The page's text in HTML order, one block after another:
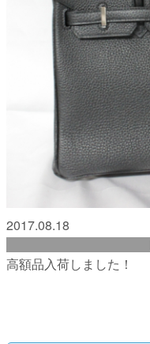
2017.08.18
高額品入荷しました！